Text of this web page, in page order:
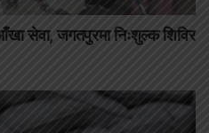
सेवा, जगतपुरमा निःशुल्क शिविर